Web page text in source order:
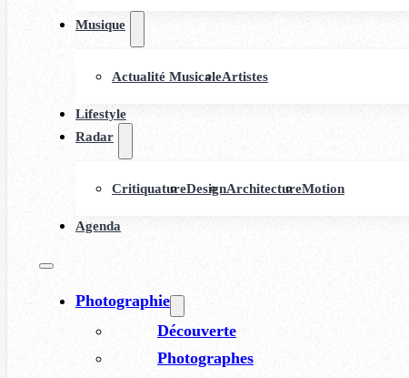
Musique
Actualité MusicaleArtistes
Lifestyle
Radar
CritiquatureDesignArchitectureMotion
Agenda
Photographie
Découverte
Photographes